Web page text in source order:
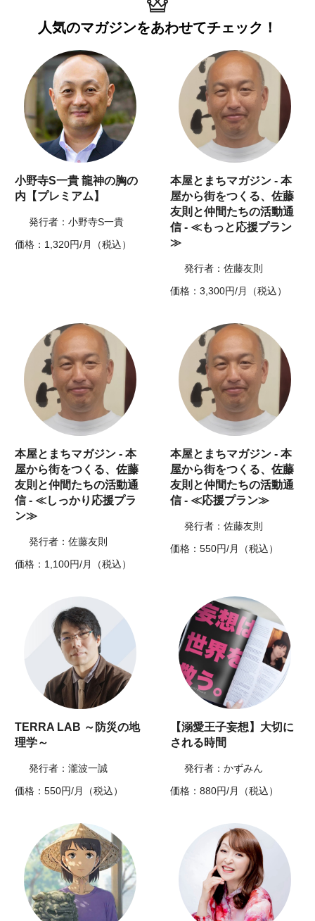
人気のマガジンをあわせてチェック！
小野寺S一貴 龍神の胸の
内【プレミアム】
発行者：小野寺S一貴
価格：1,320円/月（税込）
本屋とまちマガジン - 本
屋から街をつくる、佐藤
友則と仲間たちの活動通
信 - ≪もっと応援プラン
≫
発行者：佐藤友則
価格：3,300円/月（税込）
本屋とまちマガジン - 本
屋から街をつくる、佐藤
友則と仲間たちの活動通
信 - ≪しっかり応援プラ
ン≫
発行者：佐藤友則
価格：1,100円/月（税込）
本屋とまちマガジン - 本
屋から街をつくる、佐藤
友則と仲間たちの活動通
信 - ≪応援プラン≫
発行者：佐藤友則
価格：550円/月（税込）
TERRA LAB ～防災の地
理学～
発行者：瀧波一誠
価格：550円/月（税込）
【溺愛王子妄想】大切に
される時間
発行者：かずみん
価格：880円/月（税込）